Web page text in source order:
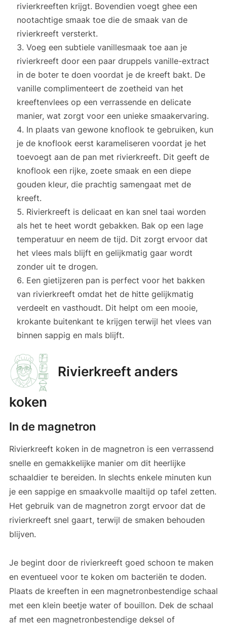
rivierkreeften krijgt. Bovendien voegt ghee een
nootachtige smaak toe die de smaak van de
rivierkreeft versterkt.
Voeg een subtiele vanillesmaak toe aan je
rivierkreeft door een paar druppels vanille-extract
in de boter te doen voordat je de kreeft bakt. De
vanille complimenteert de zoetheid van het
kreeftenvlees op een verrassende en delicate
manier, wat zorgt voor een unieke smaakervaring.
In plaats van gewone knoflook te gebruiken, kun
je de knoflook eerst karameliseren voordat je het
toevoegt aan de pan met rivierkreeft. Dit geeft de
knoflook een rijke, zoete smaak en een diepe
gouden kleur, die prachtig samengaat met de
kreeft.
Rivierkreeft is delicaat en kan snel taai worden
als het te heet wordt gebakken. Bak op een lage
temperatuur en neem de tijd. Dit zorgt ervoor dat
het vlees mals blijft en gelijkmatig gaar wordt
zonder uit te drogen.
Een gietijzeren pan is perfect voor het bakken
van rivierkreeft omdat het de hitte gelijkmatig
verdeelt en vasthoudt. Dit helpt om een mooie,
krokante buitenkant te krijgen terwijl het vlees van
binnen sappig en mals blijft.
Rivierkreeft anders
koken
In de magnetron
Rivierkreeft koken in de magnetron is een verrassend
snelle en gemakkelijke manier om dit heerlijke
schaaldier te bereiden. In slechts enkele minuten kun
je een sappige en smaakvolle maaltijd op tafel zetten.
Het gebruik van de magnetron zorgt ervoor dat de
rivierkreeft snel gaart, terwijl de smaken behouden
blijven.
Je begint door de rivierkreeft goed schoon te maken
en eventueel voor te koken om bacteriën te doden.
Plaats de kreeften in een magnetronbestendige schaal
met een klein beetje water of bouillon. Dek de schaal
af met een magnetronbestendige deksel of